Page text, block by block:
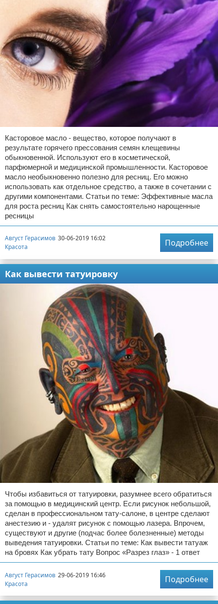
Касторовое масло - вещество, которое получают в
результате горячего прессования семян клещевины
обыкновенной. Используют его в косметической,
парфюмерной и медицинской промышленности. Касторовое
масло необыкновенно полезно для ресниц. Его можно
использовать как отдельное средство, а также в сочетании с
другими компонентами. Статьи по теме: Эффективные масла
для роста ресниц Как снять самостоятельно нарощенные
ресницы
Август Герасимов 30-06-2019 16:02
Красота
Подробнее
Как вывести татуировку
Чтобы избавиться от татуировки, разумнее всего обратиться
за помощью в медицинский центр. Если рисунок небольшой,
сделан в профессиональном тату-салоне, в центре сделают
анестезию и - удалят рисунок с помощью лазера. Впрочем,
существуют и другие (подчас более болезненные) методы
выведения татуировки. Статьи по теме: Как вывести татуаж
на бровях Как убрать тату Вопрос «Разрез глаз» - 1 ответ
Август Герасимов 29-06-2019 16:46
Красота
Подробнее